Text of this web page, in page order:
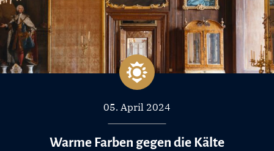
05. April 2024
Warme Farben gegen die Kälte